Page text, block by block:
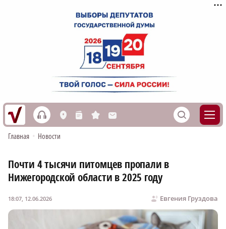
h L n s M S
Главная • Новости
Почти 4 тысячи питомцев пропали в
Нижегородской области в 2025 году
Евгения Груздова
18:07, 12.06.2026